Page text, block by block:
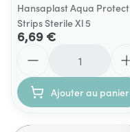
Hansaplast Aqua Protect
Strips Sterile Xl 5
6,69 €
Ajouter au panier